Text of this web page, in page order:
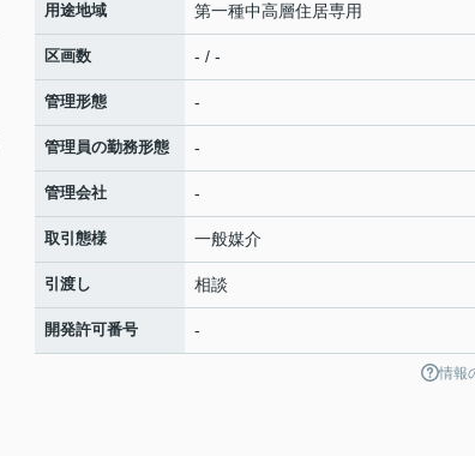
用途地域 第一種中高層住居専用
区画数 - / -
管理形態 -
管理員の勤務形態 -
管理会社 -
取引態様 一般媒介
引渡し 相談
開発許可番号 -
情報